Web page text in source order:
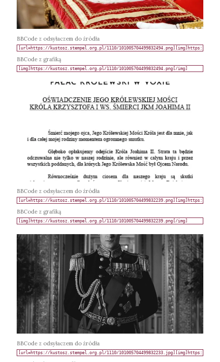
BBCode z odsyłaczem do źródła
BBCode z grafiką
BBCode z odsyłaczem do źródła
BBCode z grafiką
BBCode z odsyłaczem do źródła